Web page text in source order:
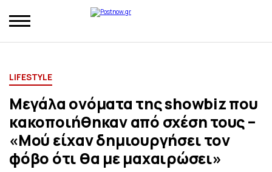
LIFESTYLE
Μεγάλα ονόματα της showbiz που
κακοποιήθηκαν από σχέση τους –
«Μού είχαν δημιουργήσει τον
φόβο ότι θα με μαχαιρώσει»